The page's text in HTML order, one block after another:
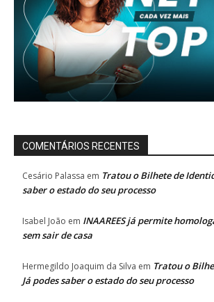
COMENTÁRIOS RECENTES
Cesário Palassa em Tratou o Bilhete de
saber o estado do seu processo
Isabel João em INAAREES já permite
sem sair de casa
Hermegildo Joaquim da Silva em Tratou o
Já podes saber o estado do seu processo